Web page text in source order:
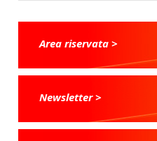
Area riservata >
Newsletter >